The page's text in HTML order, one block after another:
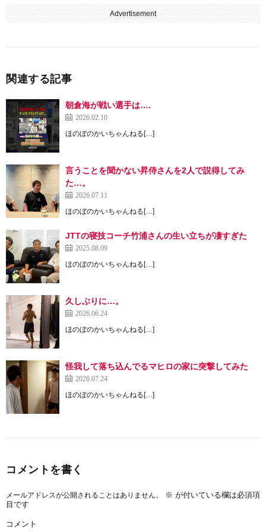
Advertisement
関連する記事
朝倉海が戦い選手は….
2026.02.10
ほのぼのかいちゃんねる[…]
言うことを聞かない昇侍さんを2人で説得してみ
た…。
2026.07.11
ほのぼのかいちゃんねる[…]
JTTの寝技コーチ竹浦さんの生い立ちが凄すぎた
2025.08.09
ほのぼのかいちゃんねる[…]
久しぶりに…。
2026.06.24
ほのぼのかいちゃんねる[…]
怪我して落ち込んでるマヒロの家に突撃してみた
2026.07.24
ほのぼのかいちゃんねる[…]
コメントを書く
メールアドレスが公開されることはありません。 ※ が付いている欄は必須項
目です
コメント